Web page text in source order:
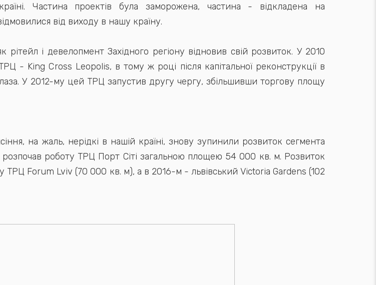
Частина проектів була заморожена, частина - відкладена на
від виходу в нашу країну.
рітейл і девелопмент Західного регіону відновив свій розвиток. У 2010
- King Cross Leopolis, в тому ж році після капітальної реконструкції в
У 2012-му цей ТРЦ запустив другу чергу, збільшивши торгову площу
на жаль, нерідкі в нашій країні, знову зупинили розвиток сегмента
розпочав роботу ТРЦ Порт Сіті загальною площею 54 000 кв. м. Розвиток
ТРЦ Forum Lviv (70 000 кв. м), а в 2016-м - львівський Victoria Gardens (102